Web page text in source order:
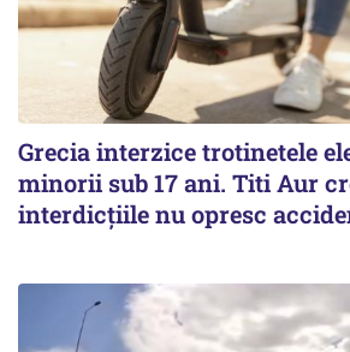
Grecia interzice trotinetele
minorii sub 17 ani. Titi Aur
interdicţiile nu opresc